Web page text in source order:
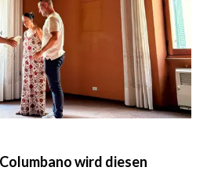
wird diesen